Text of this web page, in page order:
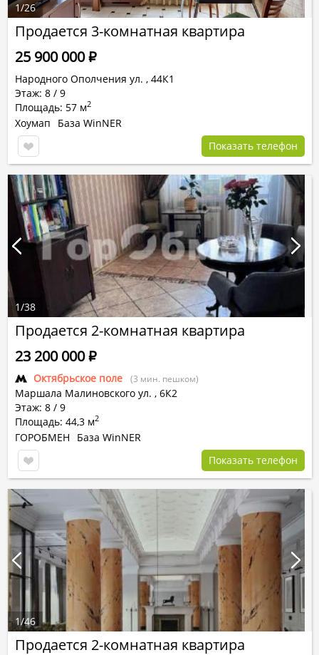
Продается 3-комнатная квартира
Народного Ополчения ул. , 44К1
Этаж: 8 / 9
Площадь: 57 м2
25 900 000Р
Хоумап
База WinNER
Показать телефон
1/26
Продается 2-комнатная квартира
Октябрьское поле (3 мин. пешком)
Маршала Малиновского ул. , 6К2
Этаж: 8 / 9
Площадь: 44,3 м2
23 200 000Р
ГОРОБМЕН
База WinNER
Показать телефон
1/38
Продается 2-комнатная квартира
1/46